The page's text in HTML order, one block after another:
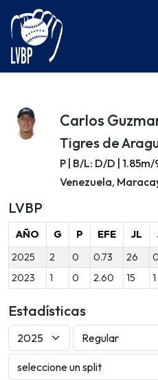
Carlos
Tigres de
P | B/L: D/D |
Venezuela,
LVBP
AÑO G P EFE JL
2025
2 0 0.73 26 0
2023
1 0 2.60 15 1
Estadísticas